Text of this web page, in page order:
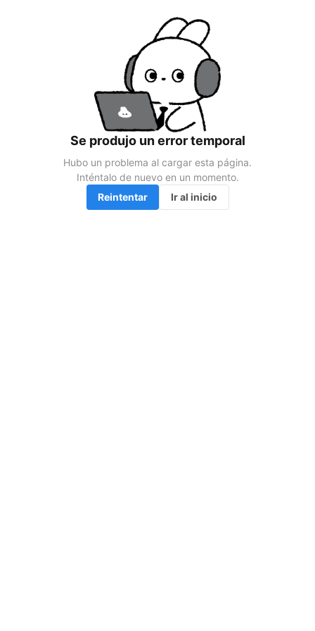
Se produjo un error temporal
Hubo un problema al cargar esta página.
Inténtalo de nuevo en un momento.
Reintentar
Ir al inicio